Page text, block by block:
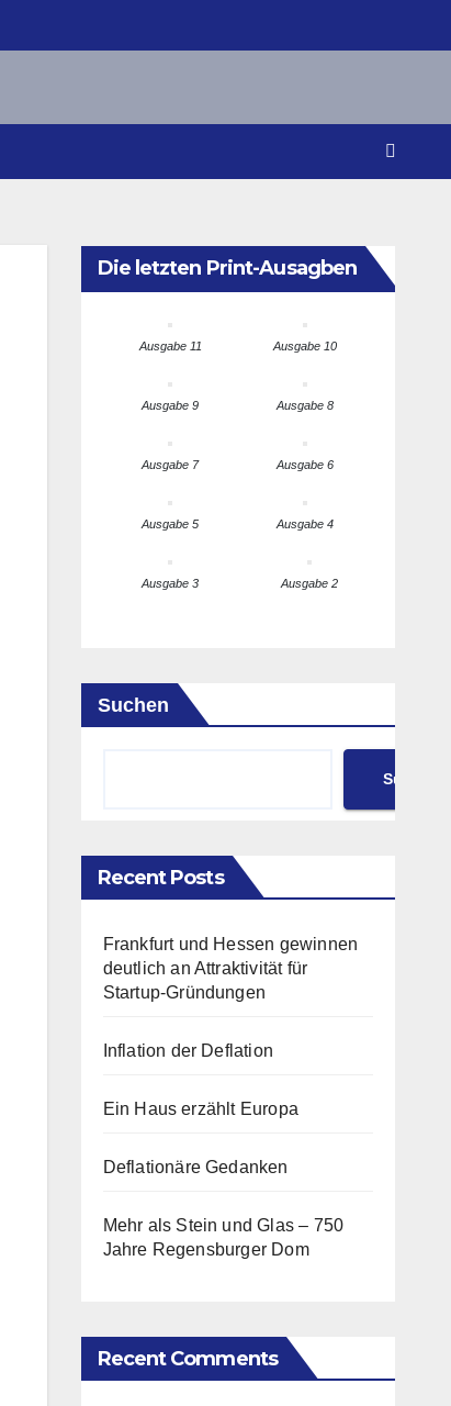
Die letzten Print-Ausagben
Ausgabe 11 Ausgabe 10
Ausgabe 9 Ausgabe 8
Ausgabe 7 Ausgabe 6
Ausgabe 5 Ausgabe 4
Ausgabe 3 Ausgabe 2
Suchen
Suchen
Recent Posts
Frankfurt und Hessen gewinnen
deutlich an Attraktivität für
Startup-Gründungen
Inflation der Deflation
Ein Haus erzählt Europa
Deflationäre Gedanken
Mehr als Stein und Glas – 750
Jahre Regensburger Dom
Recent Comments